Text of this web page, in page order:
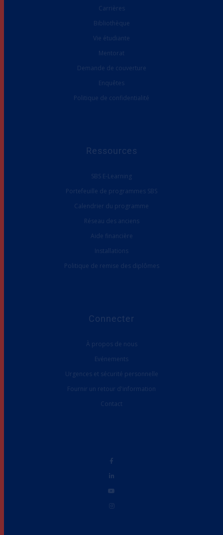
Carrières
Bibliothèque
Vie étudiante
Mentorat
Demande de couverture
Enquêtes
Politique de confidentialité
Ressources
SBS E-Learning
Portefeuille de programmes SBS
Calendrier du programme
Réseau des anciens
Aide financière
Installations
Politique de remise des diplômes
Connecter
À propos de nous
Evénements
Urgences et sécurité personnelle
Fournir un retour d'information
Contact